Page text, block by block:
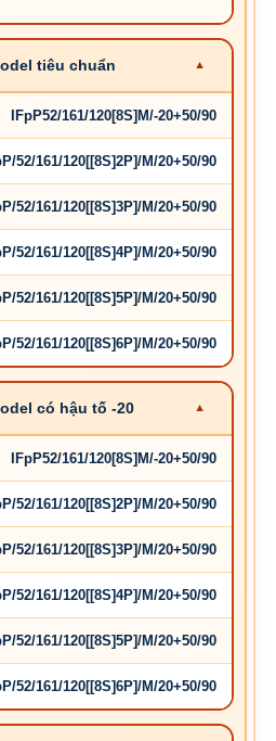
tiêu chuẩn
IFpP52/161/120[8S]M/-20+50/90
52/161/120[[8S]2P]/M/20+50/90
52/161/120[[8S]3P]/M/20+50/90
52/161/120[[8S]4P]/M/20+50/90
52/161/120[[8S]5P]/M/20+50/90
52/161/120[[8S]6P]/M/20+50/90
có hậu tố -20
IFpP52/161/120[8S]M/-20+50/90
52/161/120[[8S]2P]/M/20+50/90
52/161/120[[8S]3P]/M/20+50/90
52/161/120[[8S]4P]/M/20+50/90
52/161/120[[8S]5P]/M/20+50/90
52/161/120[[8S]6P]/M/20+50/90